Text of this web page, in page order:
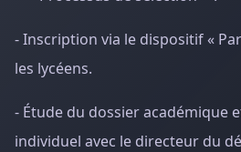
- Inscription via le dispositif «
les lycéens.
- Étude du dossier académique
individuel avec le directeur du